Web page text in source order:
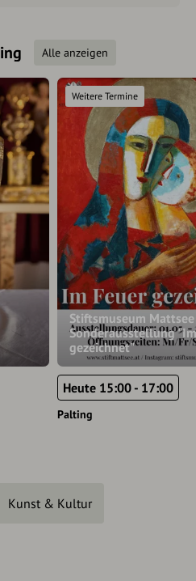
Alle anzeigen
Stiftsmuseum
Sonderausstellung
gezeichnet"
Weitere Termine
Heute 15:00 - 17:00
Palting
Kunst & Kultur